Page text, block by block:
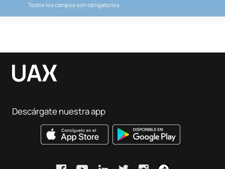
Todos los campos son obligatorios
Descárgate nuestra app